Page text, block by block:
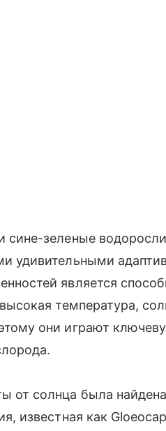
сине-зеленые
удивительными
является
температура,
они играют
от солнца была
известная как